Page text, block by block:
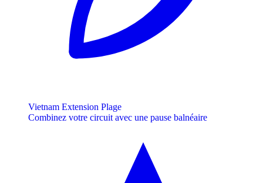
Vietnam Extension Plage
Combinez votre circuit avec une pause balnéaire